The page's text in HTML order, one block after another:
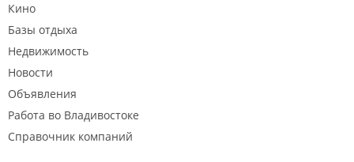
Кино
Базы отдыха
Недвижимость
Новости
Объявления
Работа во Владивостоке
Справочник компаний